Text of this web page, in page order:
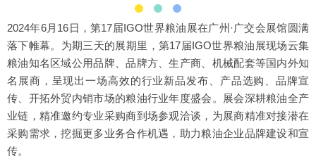
2024年6月16日，第17届IGO世界粮油展在广州·广交会展馆圆满
落下帷幕。为期三天的展期里，第17届IGO世界粮油展现场云集
粮油知名区域公用品牌、品牌方、生产商、机械配套等国内外知
名展商，呈现出一场高效的行业新品发布、产品选购、品牌宣
传、开拓外贸内销市场的粮油行业年度盛会。展会深耕粮油全产
业链，精准邀约专业采购商到场参观洽谈，为展商精准对接潜在
采购需求，挖掘更多业务合作机遇，助力粮油企业品牌建设和宣
传。